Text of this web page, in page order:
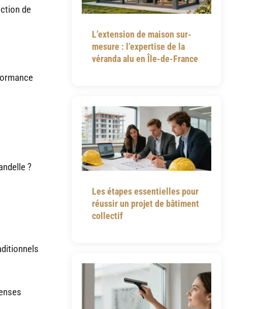
de
?
L’extension de maison sur-
mesure : l’expertise de la
véranda alu en Île-de-France
Les étapes essentielles pour
réussir un projet de bâtiment
collectif